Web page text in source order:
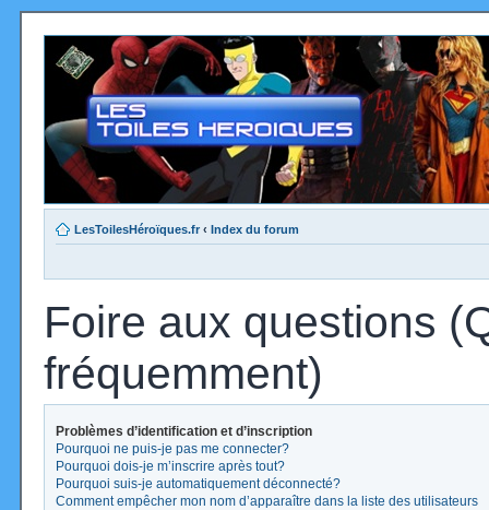
LesToilesHéroïques.fr ‹ Index du forum
Foire aux questions
fréquemment)
Problèmes d’identification et d’inscription
Pourquoi ne puis-je pas me connecter?
Pourquoi dois-je m’inscrire après tout?
Pourquoi suis-je automatiquement déconnecté?
Comment empêcher mon nom d’apparaître dans la liste des utilisateurs